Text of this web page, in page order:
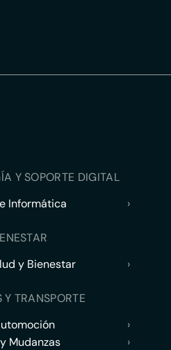
Y SOPORTE DIGITAL
Informática
›
y Bienestar
›
Y TRANSPORTE
›
Mudanzas
›